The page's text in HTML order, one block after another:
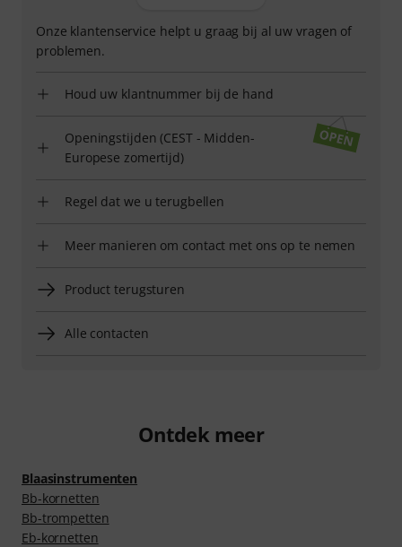
Onze klantenservice helpt u graag bij al uw vragen of
problemen.
Houd uw klantnummer bij de hand
Openingstijden (CEST - Midden-
Europese zomertijd)
Regel dat we u terugbellen
Meer manieren om contact met ons op te nemen
Product terugsturen
Alle contacten
Ontdek meer
Blaasinstrumenten
Bb-kornetten
Bb-trompetten
Eb-kornetten